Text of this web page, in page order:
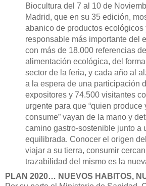
Biocultura del 7 al 10 de
Madrid, que en su 35 edición,
abanico de productos ecológicos
responsable más importante del
con más de 18.000 referencias
alimentación ecológica, del
sector de la feria, y cada año al
a la espera de una participación
expositores y 74.500 visitantes
urgente para que “quien produce
consume” vayan de la mano y
camino gastro-sostenible junto a
equilibrada. Conocer el origen
viajar a su tierra, consumir
trazabilidad del mismo es la
PLAN 2020… NUEVOS HABITOS,